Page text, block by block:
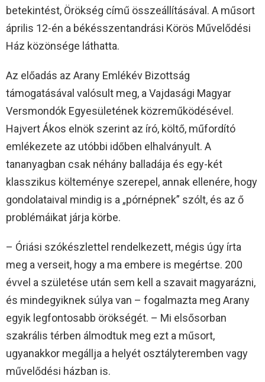
betekintést, Örökség című összeállításával. A műsort
április 12-én a békésszentandrási Körös Művelődési
Ház közönsége láthatta.
Az előadás az Arany Emlékév Bizottság
támogatásával valósult meg, a Vajdasági Magyar
Versmondók Egyesületének közreműködésével.
Hajvert Ákos elnök szerint az író, költő, műfordító
emlékezete az utóbbi időben elhalványult. A
tananyagban csak néhány balladája és egy-két
klasszikus költeménye szerepel, annak ellenére, hogy
gondolataival mindig is a „pórnépnek” szólt, és az ő
problémáikat járja körbe.
– Óriási szókészlettel rendelkezett, mégis úgy írta
meg a verseit, hogy a ma embere is megértse. 200
évvel a születése után sem kell a szavait magyarázni,
és mindegyiknek súlya van – fogalmazta meg Arany
egyik legfontosabb örökségét. – Mi elsősorban
szakrális térben álmodtuk meg ezt a műsort,
ugyanakkor megállja a helyét osztályteremben vagy
művelődési házban is.